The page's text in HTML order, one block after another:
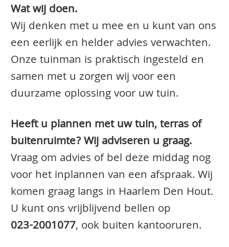
Wat wij doen.
Wij denken met u mee en u kunt van ons
een eerlijk en helder advies verwachten.
Onze tuinman is praktisch ingesteld en
samen met u zorgen wij voor een
duurzame oplossing voor uw tuin.
Heeft u plannen met uw tuin, terras of
buitenruimte? Wij adviseren u graag.
Vraag om advies of bel deze middag nog
voor het inplannen van een afspraak. Wij
komen graag langs in Haarlem Den Hout.
U kunt ons vrijblijvend bellen op
023-2001077, ook buiten kantooruren.